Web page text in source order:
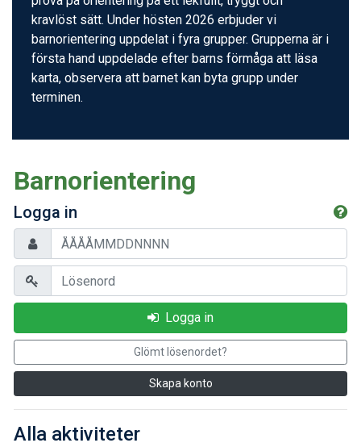
kravlöst sätt. Under hösten 2026 erbjuder vi
barnorientering uppdelat i fyra grupper. Grupperna är i
första hand uppdelade efter barns förmåga att läsa
karta, observera att barnet kan byta grupp under
terminen.
Barnorientering
Logga in
Logga in
Glömt lösenordet?
Skapa konto
Alla aktiviteter